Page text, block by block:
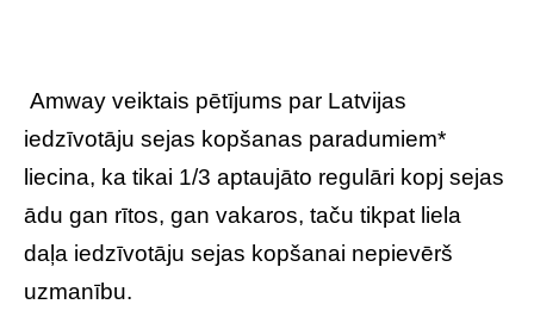
Amway veiktais pētījums par Latvijas
iedzīvotāju sejas kopšanas paradumiem*
liecina, ka tikai 1/3 aptaujāto regulāri kopj sejas
ādu gan rītos, gan vakaros, taču tikpat liela
daļa iedzīvotāju sejas kopšanai nepievērš
uzmanību.